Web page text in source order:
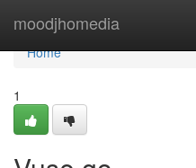
moodjhomedia
Home
Home
1